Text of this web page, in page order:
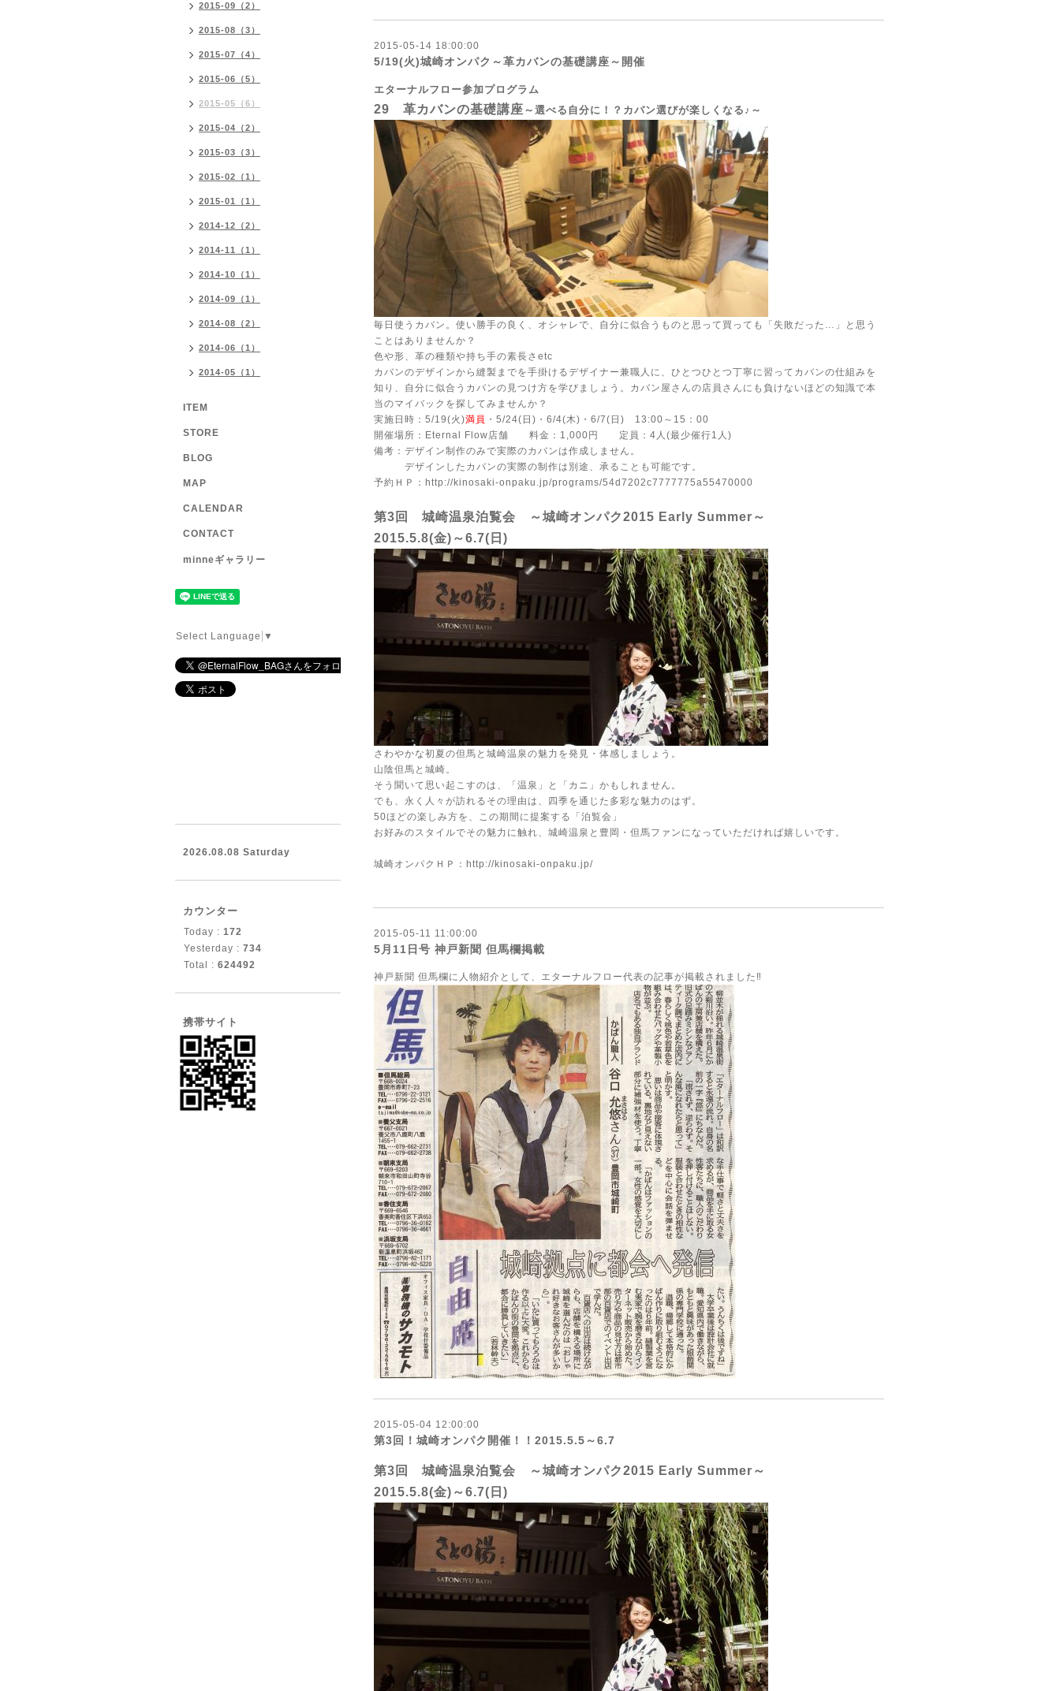
2015-05-14 18:00:00
5/19(火)城崎オンパク～革カバンの基礎講座～開催
エターナルフロー参加プログラム
29 革カバンの基礎講座 ～選べる自分に！？カバン選びが楽しくなる♪～
毎日使うカバン。使い勝手の良く、オシャレで、自分に似合うものと思って買っても「失敗だった…」と思う
ことはありませんか？
色や形、革の種類や持ち手の素長さetc
カバンのデザインから縫製までを手掛けるデザイナー兼職人に、ひとつひとつ丁寧に習ってカバンの仕組みを
知り、自分に似合うカバンの見つけ方を学びましょう。カバン屋さんの店員さんにも負けないほどの知識で本
当のマイバックを探してみませんか？
実施日時：5/19(火)満員 ・5/24(日)・6/4(木)・6/7(日) 13:00～15：00
開催場所：Eternal Flow店舗 料金：1,000円 定員：4人(最少催行1人)
備考：デザイン制作のみで実際のカバンは作成しません。
デザインしたカバンの実際の制作は別途、承ることも可能です。
予約ＨＰ： http://kinosaki-onpaku.jp/programs/54d7202c7777775a55470000
第3回 城崎温泉泊覧会 ～城崎オンパク2015 Early Summer～
2015.5.8(金)～6.7(日)
さわやかな初夏の但馬と城崎温泉の魅力を発見・体感しましょう。
山陰但馬と城崎。
そう聞いて思い起こすのは、「温泉」と「カニ」かもしれません。
でも、永く人々が訪れるその理由は、四季を通じた多彩な魅力のはず。
50ほどの楽しみ方を、この期間に提案する「泊覧会」
お好みのスタイルでその魅力に触れ、城崎温泉と豊岡・但馬ファンになっていただければ嬉しいです。
城崎オンパクＨＰ： http://kinosaki-onpaku.jp/
2015-05-11 11:00:00
5月11日号 神戸新聞 但馬欄掲載
神戸新聞 但馬欄に人物紹介として、エターナルフロー代表の記事が掲載されました‼︎
2015-05-04 12:00:00
第3回！城崎オンパク開催！！2015.5.5～6.7
第3回 城崎温泉泊覧会 ～城崎オンパク2015 Early Summer～
2015.5.8(金)～6.7(日)
2015-09（2）
2015-08（3）
2015-07（4）
2015-06（5）
2015-05（6）
2015-04（2）
2015-03（3）
2015-02（1）
2015-01（1）
2014-12（2）
2014-11（1）
2014-10（1）
2014-09（1）
2014-08（2）
2014-06（1）
2014-05（1）
ITEM
STORE
BLOG
MAP
CALENDAR
CONTACT
minneギャラリー
Select Language ▼
2026.08.08 Saturday
カウンター
Today : 172
Yesterday : 734
Total : 624492
携帯サイト